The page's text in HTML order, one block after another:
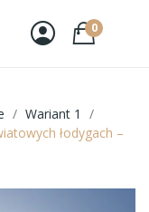
0
Wariant 1
łodygach –